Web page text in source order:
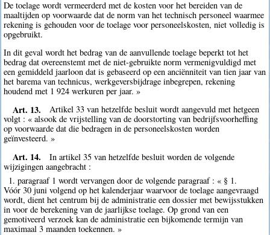
De toelage wordt vermeerderd met de kosten voor het bereiden van de
maaltijden op voorwaarde dat de norm van het technisch personeel waarmee
rekening is gehouden voor de toelage voor personeelskosten, niet volledig is
opgebruikt.
In dit geval wordt het bedrag van de aanvullende toelage beperkt tot het
bedrag dat overeenstemt met de niet-gebruikte norm vermenigvuldigd met
een gemiddeld jaarloon dat is gebaseerd op een anciënniteit van tien jaar van
het barema van technicus, werkgeversbijdrage inbegrepen, rekening
houdend met 1 924 werkuren per jaar. »
Art. 13.
Artikel 33 van hetzelfde besluit wordt aangevuld met hetgeen
volgt : « alsook de vrijstelling van de doorstorting van bedrijfsvoorheffing
op voorwaarde dat die bedragen in de personeelskosten worden
geïnvesteerd. »
Art. 14.
In artikel 35 van hetzelfde besluit worden de volgende
wijzigingen aangebracht :
1. paragraaf 1 wordt vervangen door de volgende paragraaf : « § 1.
Vóór 30 juni volgend op het kalenderjaar waarvoor de toelage aangevraagd
wordt, dient het centrum bij de administratie een dossier met bewijsstukken
in voor de berekening van de jaarlijkse toelage. Op grond van een
gemotiveerd verzoek kan de administratie een bijkomende termijn van
maximaal 3 maanden toekennen. »